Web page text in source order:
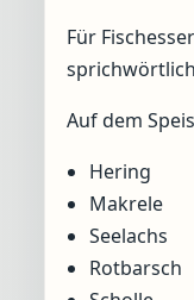
Für
Auf dem
Hering
Makrele
Seelachs
Rotbarsch